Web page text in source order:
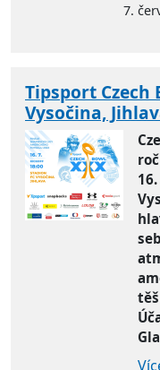
7.
Tipsport Czech
Vysočina,